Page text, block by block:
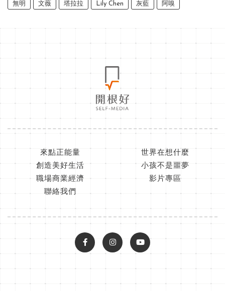
無明 文薇 塔拉拉 Lily Chen 灰藍 阿嗅
來點正能量
世界在想什麼
創造美好生活
小孩不是噩夢
職場商業經濟
影片專區
聯絡我們